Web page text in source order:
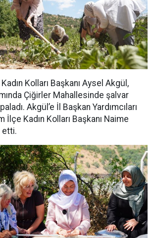
Kolları Başkanı Aysel Akgül,
Çiğirler Mahallesinde şalvar
Akgül’e İl Başkan Yardımcıları
İlçe Kadın Kolları Başkanı Naime
etti.